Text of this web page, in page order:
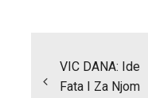
VIC DANA: Ide
Fata I Za Njom